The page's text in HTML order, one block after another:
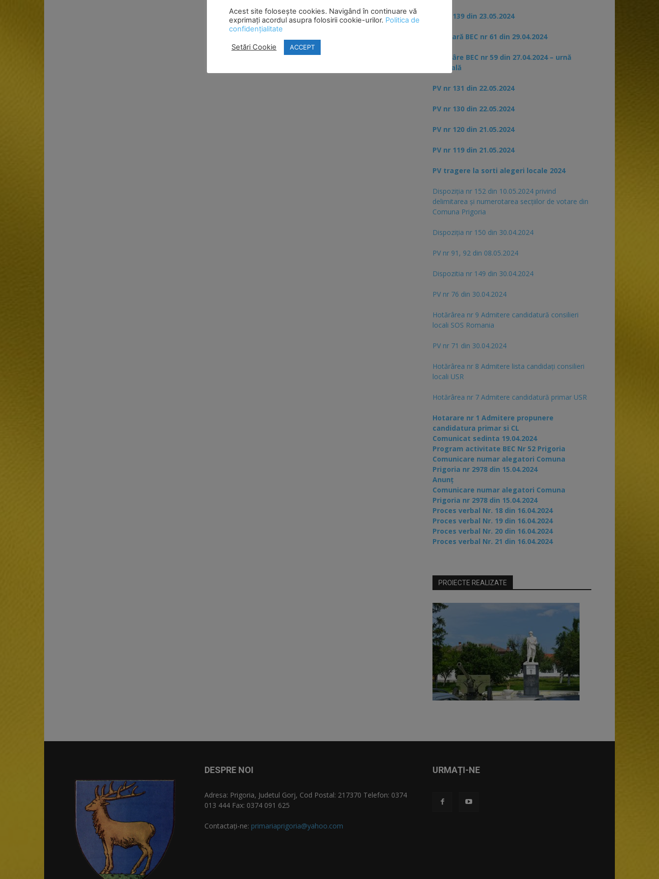
PV nr 139 din 23.05.2024
Circulară BEC nr 61 din 29.04.2024
Hotărâre BEC nr 59 din 27.04.2024 – urnă
specială
PV nr 131 din 22.05.2024
PV nr 130 din 22.05.2024
PV nr 120 din 21.05.2024
PV nr 119 din 21.05.2024
PV tragere la sorti alegeri locale 2024
Dispoziția nr 152 din 10.05.2024 privind
delimitarea și numerotarea secțiilor de votare din
Comuna Prigoria
Dispoziția nr 150 din 30.04.2024
PV nr 91, 92 din 08.05.2024
Dispozitia nr 149 din 30.04.2024
PV nr 76 din 30.04.2024
Hotărârea nr 9 Admitere candidatură consilieri
locali SOS Romania
PV nr 71 din 30.04.2024
Hotărârea nr 8 Admitere lista candidaţi consilieri
locali USR
Hotărârea nr 7 Admitere candidatură primar USR
Hotarare nr 1 Admitere propunere
candidatura primar si CL
Comunicat sedinta 19.04.2024
Program activitate BEC Nr 52 Prigoria
Comunicare numar alegatori Comuna
Prigoria nr 2978 din 15.04.2024
Anunț
Comunicare numar alegatori Comuna
Prigoria nr 2978 din 15.04.2024
Proces verbal Nr. 18 din 16.04.2024
Proces verbal Nr. 19 din 16.04.2024
Proces verbal Nr. 20 din 16.04.2024
Proces verbal Nr. 21 din 16.04.2024
PROIECTE REALIZATE
DESPRE NOI
Adresa: Prigoria, Judetul Gorj, Cod Postal: 217370 Telefon: 0374
013 444 Fax: 0374 091 625
Contactați-ne: primariaprigoria@yahoo.com
URMAȚI-NE
Acest site folosește cookies. Navigând în continuare vă
exprimați acordul asupra folosirii cookie-urilor. Politica de
confidențialitate
Setări Cookie ACCEPT